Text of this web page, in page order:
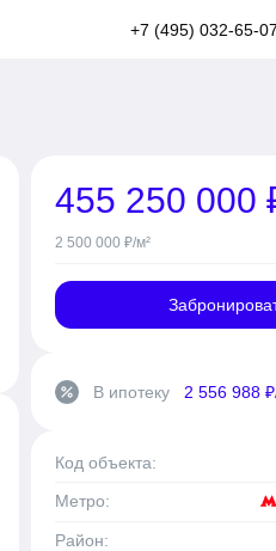
+7 (495) 032-65-07
455 250 000
2 500 000 ₽/м²
percent В ипотеку 2 556 988
Код объекта:
Метро:
Район: